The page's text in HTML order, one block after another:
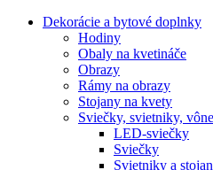
Dekorácie a bytové doplnky
Hodiny
Obaly na kvetináče
Obrazy
Rámy na obrazy
Stojany na kvety
Sviečky, svietniky,
LED-sviečky
Sviečky
Svietniky a